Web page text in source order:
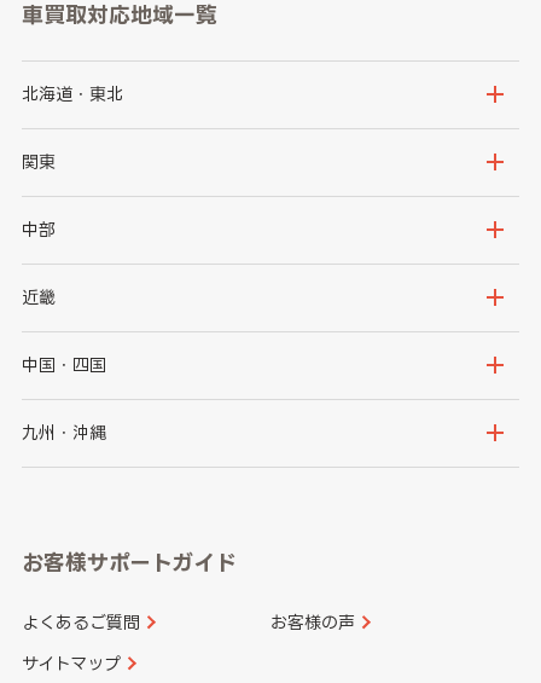
車買取対応地域一覧
北海道・東北
北海道
岩手県
秋田県
関東
茨城県
群馬県
千葉県
中部
新潟県
石川県
山梨県
愛知県
近畿
大阪府
京都府
和歌山県
中国・四国
鳥取県
山口県
香川県 愛媛県
九州・沖縄
長崎県
大分県 宮崎県
お客様サポートガイド
よくあるご質問 お客様の声
サイトマップ